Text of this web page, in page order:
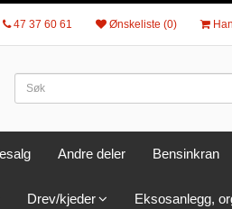
47 37 60 61 Ønskeliste (0)
Andre deler Bensinkran
Drev/kjeder Eksosanlegg,